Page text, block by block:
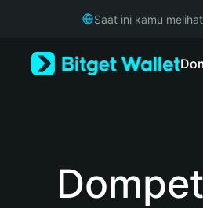
Русский
Saat ini kamu